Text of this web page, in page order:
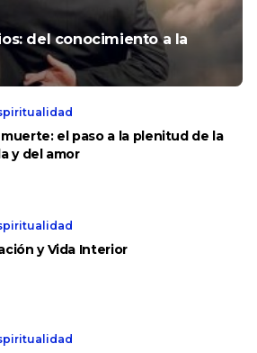
del conocimiento a la
muerte: el paso a la plenitud de la
y del amor
y Vida Interior